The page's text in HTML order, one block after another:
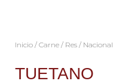
Inicio / Carne / Res / Nacional
TUETANO